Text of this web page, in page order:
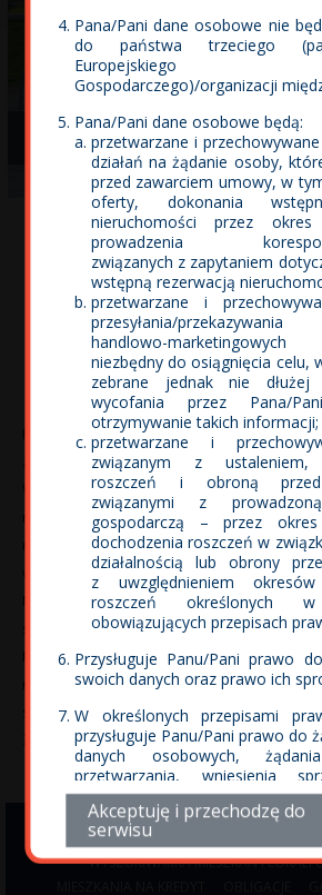
Akceptuję i przechodzę do
serwisu
Pana/Pani dane osobowe nie
do państwa trzeciego
Europejskiego
Gospodarczego)/organizacji
Pana/Pani dane osobowe będą:
przetwarzane i
działań na żądanie osoby,
przed zawarciem umowy, w
oferty, dokonania
nieruchomości przez
prowadzenia
związanych z zapytaniem
wstępną rezerwacją
przetwarzane i
przesyłania/
handlowo-
niezbędny do osiągnięcia celu,
zebrane jednak nie
wycofania przez Pana/
otrzymywanie takich informacji;
przetwarzane i
związanym z ustaleniem,
roszczeń i obroną przed
związanymi z
gospodarczą – przez
dochodzenia roszczeń w
działalnością lub obrony
z uwzględnieniem okresów
roszczeń określonych w
obowiązujących przepisach
Przysługuje Panu/Pani prawo
swoich danych oraz prawo ich
W określonych przepisami
przysługuje Panu/Pani prawo do
danych osobowych,
przetwarzania, wniesienia
przetwarzania danych
przenoszenia danych
Przysługuje Panu/Pani prawo
Przygoda i rekreacja Życie
NOWE MIESZKANIA
ŁOSTOWICE
Deweloper ECO-Classic -
sprzedaż w Gdańsku,
Firma ECO-Classic: deweloper w Gdańsku,
zaszczyt przedstawić Państwu swoją nową
Wolne Miasto to małe miasteczko oferujące
rodzin z dziećmi oraz osób starszych.
nas mieszkania znajdujące się na osiedlu
wykonania, każde z mieszkań posiada
Nowe mieszkania Ujeścisko-Łostowice w
standardzie oferują wyłcznie najlepsi
Miasto zostało wybrane najlepszą
rankingu portalu Rynek Pierwotny. Gdańsk i
stale rosnącym zaiteresowaniem na rynku
Zapraszamy do zapoznania się z nasza
WYSZUKIWARKA MIESZKAŃ I LOKALI